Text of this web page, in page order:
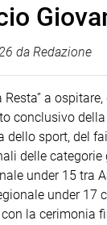
da Redazione
a
conclusivo
dello sport, del
delle
under 15 tra
under 17
la cerimonia